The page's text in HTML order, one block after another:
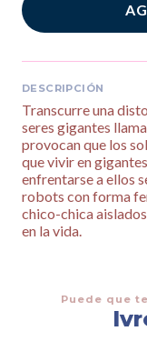
DESCRIPCIÓN
Transcurre una
seres gigantes
provocan que los
que vivir en
enfrentarse a ellos
robots con forma
chico-chica
en la vida.
Puede que